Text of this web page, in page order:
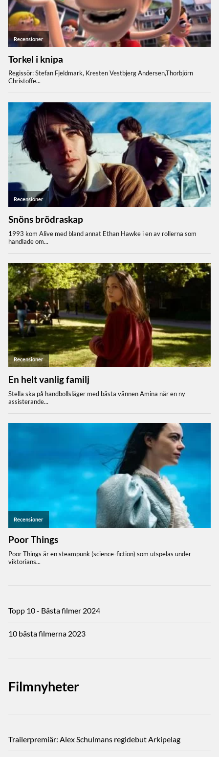
Topp 10 - Bästa filmer 2024
10 bästa filmerna 2023
Filmnyheter
Trailerpremiär: Alex Schulmans regidebut Arkipelag